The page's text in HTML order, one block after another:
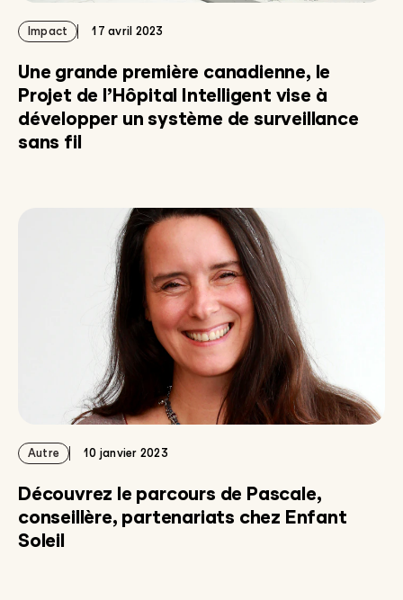
Impact 17 avril 2023
Une grande première canadienne, le
Projet de l’Hôpital Intelligent vise à
développer un système de surveillance
sans fil
Autre 10 janvier 2023
Découvrez le parcours de Pascale,
conseillère, partenariats chez Enfant
Soleil